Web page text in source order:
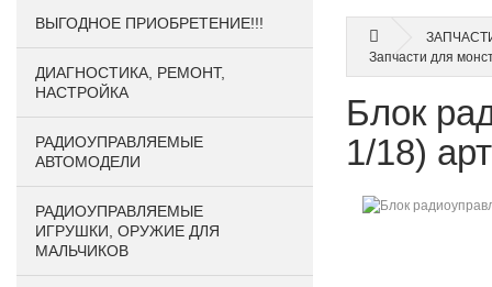
ВЫГОДНОЕ ПРИОБРЕТЕНИЕ!!!
ДИАГНОСТИКА, РЕМОНТ,
НАСТРОЙКА
РАДИОУПРАВЛЯЕМЫЕ
АВТОМОДЕЛИ
РАДИОУПРАВЛЯЕМЫЕ
ИГРУШКИ, ОРУЖИЕ ДЛЯ
МАЛЬЧИКОВ
Запчасти для
Блок
1/18)